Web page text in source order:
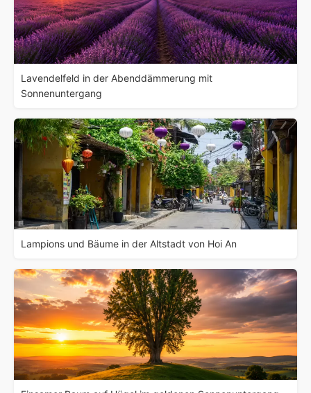
Lavendelfeld in der Abenddämmerung mit
Sonnenuntergang
Lampions und Bäume in der Altstadt von Hoi An